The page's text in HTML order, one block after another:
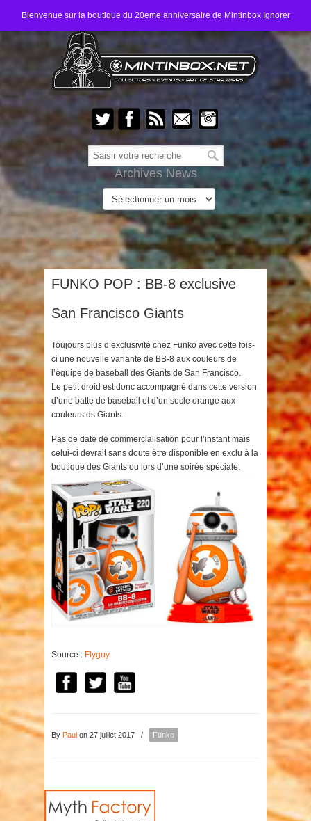
Bienvenue sur la boutique du 20eme anniversaire de Mintinbox Ignorer
Archives News
FUNKO POP : BB-8 exclusive
San Francisco Giants
Toujours plus d’exclusivité chez Funko avec cette fois-
ci une nouvelle variante de BB-8 aux couleurs de
l’équipe de baseball des Giants de San Francisco.
Le petit droid est donc accompagné dans cette version
d’une batte de baseball et d’un socle orange aux
couleurs ds Giants.
Pas de date de commercialisation pour l’instant mais
celui-ci devrait sans doute être disponible en exclu à la
boutique des Giants ou lors d’une soirée spéciale.
Source : Flyguy
By Paul on 27 juillet 2017 / Funko